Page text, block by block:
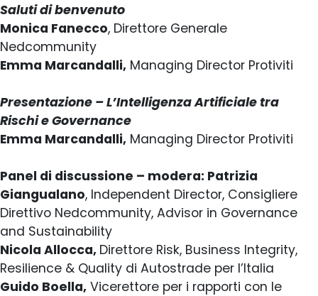
Saluti di benvenuto
Monica Fanecco, Direttore Generale
Nedcommunity
Emma Marcandalli, Managing Director Protiviti
Presentazione – L’Intelligenza Artificiale tra
Rischi e Governance
Emma Marcandalli, Managing Director Protiviti
Panel di discussione – modera: Patrizia
Giangualano, Independent Director, Consigliere
Direttivo Nedcommunity, Advisor in Governance
and Sustainability
Nicola Allocca, Direttore Risk, Business Integrity,
Resilience & Quality di Autostrade per l’Italia
Guido Boella, Vicerettore per i rapporti con le